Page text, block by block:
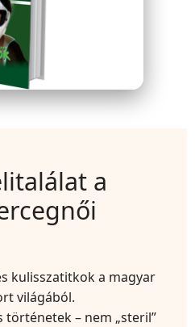
a
kulisszatitkok a magyar
világából.
történetek – nem „steril”